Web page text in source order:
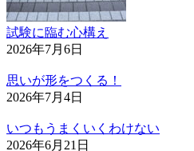
試験に臨む心構え
2026年7月6日
思いが形をつくる！
2026年7月4日
いつもうまくいくわけない
2026年6月21日